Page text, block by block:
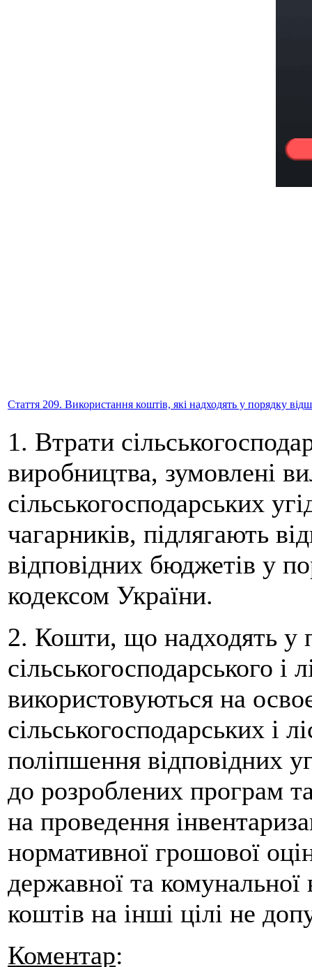
Стаття 209. Використання коштів, які надходять у порядку
1. Втрати
виробництва, зумовлені
сільськогосподарських
чагарників, підлягають
відповідних бюджетів у
кодексом України.
2. Кошти, що надходять у
сільськогосподарського і
використовуються на
сільськогосподарських і
поліпшення відповідних
до розроблених програм
на проведення
нормативної грошової
державної та
коштів на інші цілі не
Коментар: